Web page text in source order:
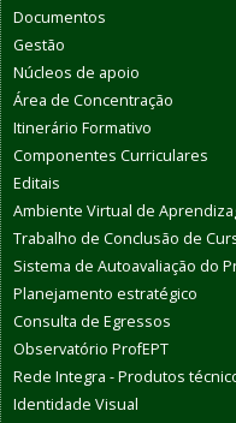
Documentos
Gestão
Núcleos de apoio
Área de Concentração
Itinerário Formativo
Componentes Curriculares
Editais
Ambiente Virtual de
Trabalho de Conclusão de
Sistema de Autoavaliação do
Planejamento estratégico
Consulta de Egressos
Observatório ProfEPT
Rede Integra - Produtos
Identidade Visual